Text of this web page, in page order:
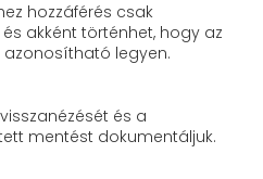
hozzáférés csak
akként történhet, hogy az
legyen.
és a
mentést dokumentáljuk.